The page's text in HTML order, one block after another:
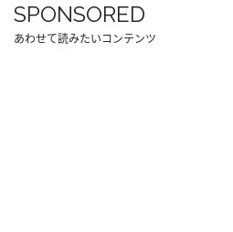
SPONSORED
あわせて読みたいコンテンツ